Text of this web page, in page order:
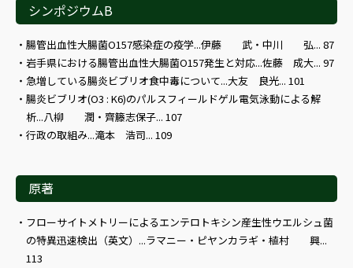
シンポジウムB
腸管出血性大腸菌O157感染症の疫学...伊藤 武・中川 弘... 87
岩手県における腸管出血性大腸菌O157発生と対応...佐藤 成大... 97
急増している腸炎ビブリオ食中毒について...大友 良光... 101
腸炎ビブリオ(O3 : K6)のパルスフィールドゲル電気泳動による解
析...八柳 潤・齊籐志保子... 107
行政の取組み...滝本 浩司... 109
原著
フローサイトメトリーによるエンテロトキシン産生性ウエルシュ菌
の特異迅速検出（英文）...ラマニー・ピヤンカラギ・植村 興...
113